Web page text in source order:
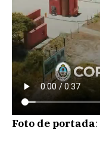
Foto de portada: